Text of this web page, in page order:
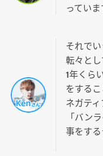
っていま
それで
転々と
1年くら
をする
ネガテ
「バン
事をする